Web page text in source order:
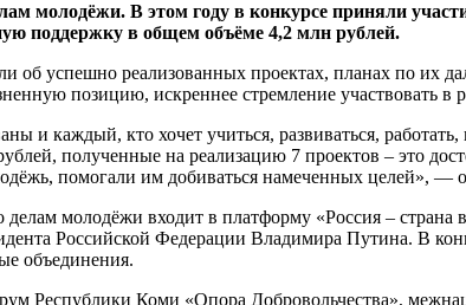
молодёжи. В этом году в конкурсе приняли
поддержку в общем объёме 4,2 млн рублей.
об успешно реализованных проектах, планах по
позицию, искреннее стремление участвовать
и каждый, кто хочет учиться, развиваться,
полученные на реализацию 7 проектов – это
помогали им добиваться намеченных целей», —
молодёжи входит в платформу «Россия –
Российской Федерации Владимира Путина. В
объединения.
Республики Коми «Опора Добровольчества»,